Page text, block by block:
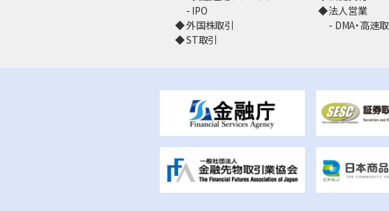
IPO
外国株取引
ST取引
法人営業
DMA・高速